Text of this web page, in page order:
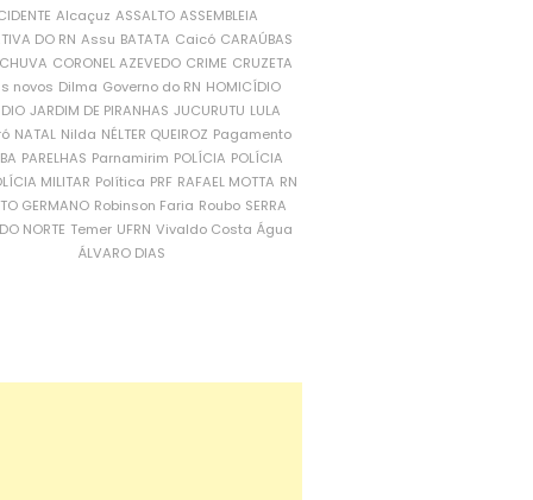
Alcaçuz ASSALTO ASSEMBLEIA
DO RN Assu BATATA Caicó CARAÚBAS
CORONEL AZEVEDO CRIME CRUZETA
novos Dilma Governo do RN HOMICÍDIO
JARDIM DE PIRANHAS JUCURUTU LULA
NATAL Nilda NÉLTER QUEIROZ Pagamento
PARELHAS Parnamirim POLÍCIA POLÍCIA
MILITAR Política PRF RAFAEL MOTTA RN
GERMANO Robinson Faria Roubo SERRA
NORTE Temer UFRN Vivaldo Costa Água
ÁLVARO DIAS